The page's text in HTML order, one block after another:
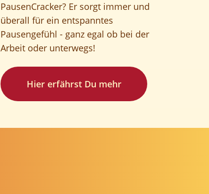
PausenCracker? Er sorgt immer und
überall für ein entspanntes
Pausengefühl - ganz egal ob bei der
Arbeit oder unterwegs!
Hier erfährst Du mehr